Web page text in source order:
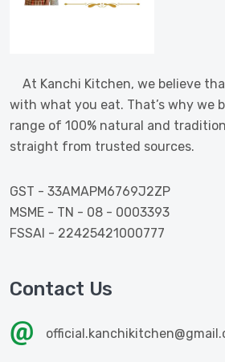
At Kanchi Kitchen, we believe
with what you eat. That’s why we
range of 100% natural and
straight from trusted sources.
GST - 33AMAPM6769J2ZP
MSME - TN - 08 - 0003393
FSSAI - 22425421000777
Contact Us